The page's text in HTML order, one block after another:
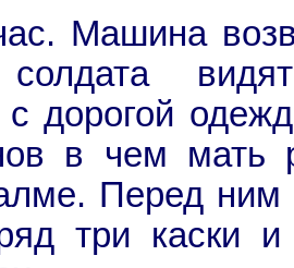
Машина
солдата
с дорогой
в чем мать
Перед ним
три каски и